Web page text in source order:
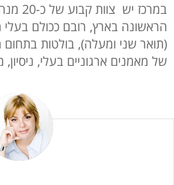
במרכז
הראשונה בארץ, רובם ככולם
(תואר שני ומעלה), בולטות בתחום
של מאמנים ארגוניים בעלי, ניסיון,